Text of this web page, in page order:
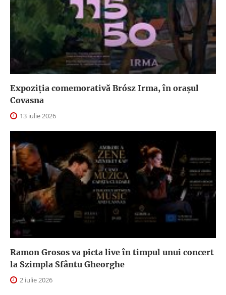
Expoziția comemorativă Brósz Irma, în orașul
Covasna
13 iulie 2026
Ramon Grosos va picta live în timpul unui concert
la Szimpla Sfântu Gheorghe
2 iulie 2026